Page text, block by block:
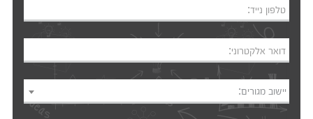
טלפון נייד:
דואר אלקטרוני:
יישוב מגורים: